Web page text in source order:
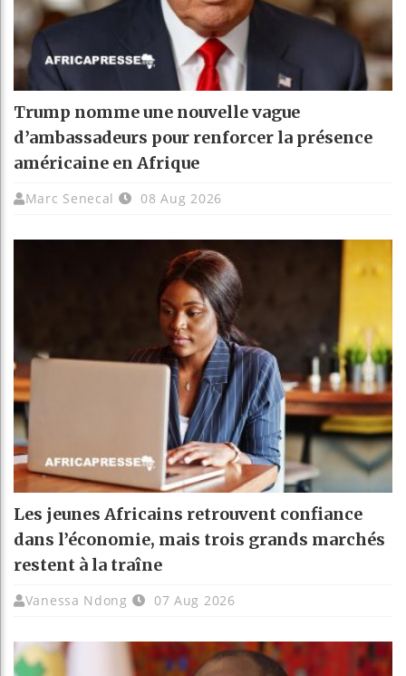
Trump nomme une nouvelle vague
d’ambassadeurs pour renforcer la présence
américaine en Afrique
Marc Senecal 08 Aug 2026
Les jeunes Africains retrouvent confiance
dans l’économie, mais trois grands marchés
restent à la traîne
Vanessa Ndong 07 Aug 2026